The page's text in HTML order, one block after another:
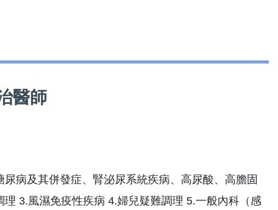
醫師
病及其併發症、腎泌尿系統疾病、高尿酸、高膽固
3.風濕免疫性疾病 4.婦兒疑難調理 5.一般內科（感